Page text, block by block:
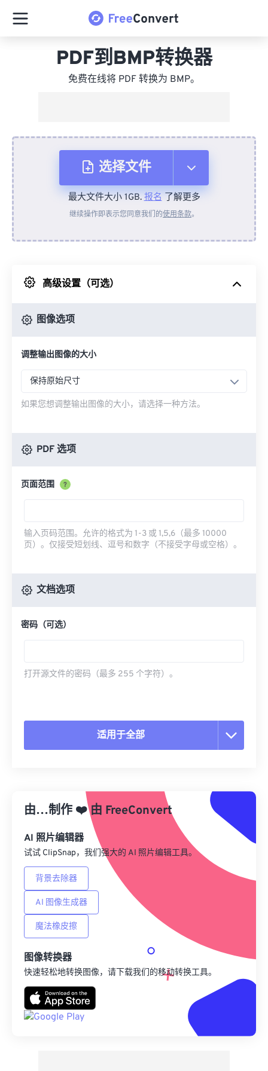
PDF到BMP转换器
免费在线将 PDF 转换为 BMP。
选择文件
从设备
来自 Google Drive
最大文件大小 1GB.报名了解更多
继续操作即表示您同意我们的使用条款。
高级设置（可选）
图像选项
调整输出图像的大小
保持原始尺寸
如果您想调整输出图像的大小，请选择一种方法。
PDF 选项
页面范围 ?
输入页码范围。允许的格式为 1-3 或 1,5,6（最多 10000
页）。仅接受短划线、逗号和数字（不接受字母或空格）。
文档选项
密码（可选）
打开源文件的密码（最多 255 个字符）。
适用于全部
从预设应用
另存为预设
由…制作 ❤️由 FreeConvert
AI 照片编辑器
试试 ClipSnap，我们强大的 AI 照片编辑工具。
背景去除器
AI 图像生成器
魔法橡皮擦
图像转换器
快速轻松地转换图像，请下载我们的移动转换工具。